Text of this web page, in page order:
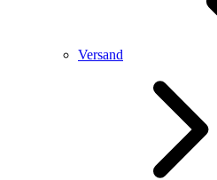
Versand